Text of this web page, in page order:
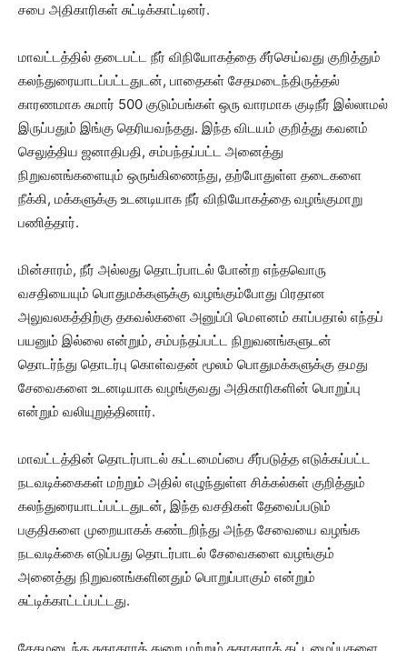
சபை அதிகாரிகள் சுட்டிக்காட்டினர்.
மாவட்டத்தில் தடைபட்ட நீர் விநியோகத்தை சீர்செய்வது குறித்தும்
கலந்துரையாடப்பட்டதுடன், பாதைகள் சேதமடைந்திருத்தல்
காரணமாக சுமார் 500 குடும்பங்கள் ஒரு வாரமாக குடிநீர் இல்லாமல்
இருப்பதும் இங்கு தெரியவந்தது. இந்த விடயம் குறித்து கவனம்
செலுத்திய ஜனாதிபதி, சம்பந்தப்பட்ட அனைத்து
நிறுவனங்களையும் ஒருங்கிணைந்து, தற்போதுள்ள தடைகளை
நீக்கி, மக்களுக்கு உடனடியாக நீர் விநியோகத்தை வழங்குமாறு
பணித்தார்.
மின்சாரம், நீர் அல்லது தொடர்பாடல் போன்ற எந்தவொரு
வசதியையும் பொதுமக்களுக்கு வழங்கும்போது பிரதான
அலுவலகத்திற்கு தகவல்களை அனுப்பி மௌனம் காப்பதால் எந்தப்
பயனும் இல்லை என்றும், சம்பந்தப்பட்ட நிறுவனங்களுடன்
தொடர்ந்து தொடர்பு கொள்வதன் மூலம் பொதுமக்களுக்கு தமது
சேவைகளை உடனடியாக வழங்குவது அதிகாரிகளின் பொறுப்பு
என்றும் வலியுறுத்தினார்.
மாவட்டத்தின் தொடர்பாடல் கட்டமைப்பை சீர்படுத்த எடுக்கப்பட்ட
நடவடிக்கைகள் மற்றும் அதில் எழுந்துள்ள சிக்கல்கள் குறித்தும்
கலந்துரையாடப்பட்டதுடன், இந்த வசதிகள் தேவைப்படும்
பகுதிகளை முறையாகக் கண்டறிந்து அந்த சேவையை வழங்க
நடவடிக்கை எடுப்பது தொடர்பாடல் சேவைகளை வழங்கும்
அனைத்து நிறுவனங்களினதும் பொறுப்பாகும் என்றும்
சுட்டிக்காட்டப்பட்டது.